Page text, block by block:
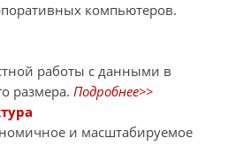
компьютеров.
работы с данными в
размера. Подробнее>>
и масштабируемое